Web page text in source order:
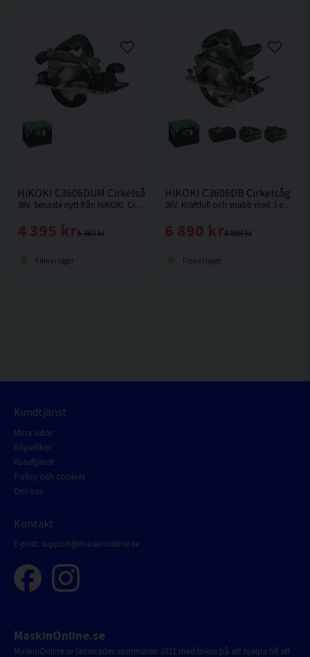
HiKOKI C3606DUM Cirkelsåg 165mm 36V
36V. Senaste nytt från HiKOKI. Cirkelsåg som kan fästas på skena. Levereras utan batteri och laddare.
5 363 kr
4 395 kr
Finns i lager
HiKOKI C3606DB Cirkelsåg
36V. Kraftfull och snabb med 3 effektlägen: Silent (låg ljudnivå), Medium (mjukt avslut med konstant varvtal) och High-mode (snabb kapning).
8 869 kr
6 890 kr
Finns i lager
Kundtjänst
Mina sidor
Köpvillkor
Kundtjänst
Policy och cookies
Om oss
Kontakt
E-post: support@maskinonline.se
MaskinOnline.se
MaskinOnline.se lanserades sommaren 2021 med fokus på att hjälpa till att